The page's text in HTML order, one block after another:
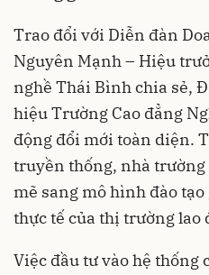
Trao đổi với Diễn đàn
Nguyên Mạnh – Hiệu
nghề Thái Bình chia sẻ,
hiệu Trường Cao đẳng
động đổi mới toàn diện.
truyền thống, nhà
mẽ sang mô hình đào
thực tế của thị trường lao
Việc đầu tư vào hệ thống